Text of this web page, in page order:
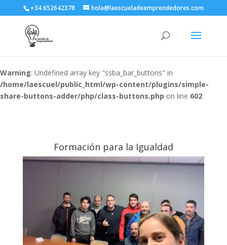
+34 652642378 hola@laescueladeemprendedores.com
Warning: Undefined array key "ssba_bar_buttons" in
/home/laescuel/public_html/wp-content/plugins/simple-
share-buttons-adder/php/class-buttons.php on line 602
Formación para la Igualdad